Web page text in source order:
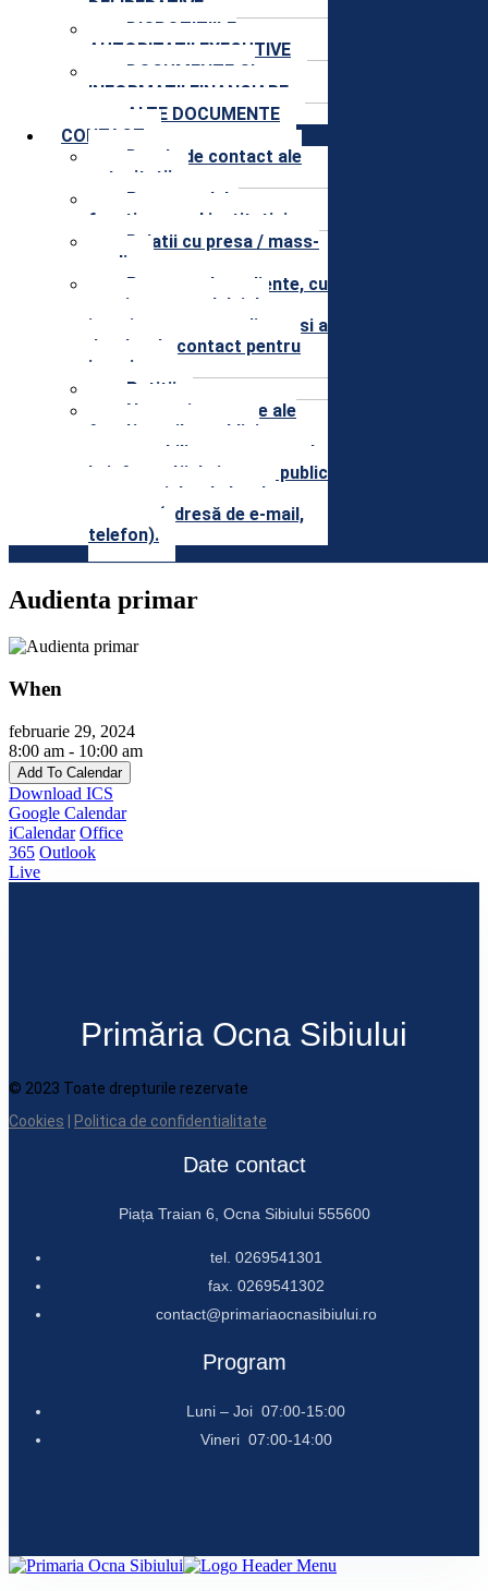
DELIBERATIVE
DISPOZITIILE
AUTORITATII EXECUTIVE
DOCUMENTE SI
INFORMATII FINANCIARE
ALTE DOCUMENTE
CONTACT
Datele de contact ale
autoritatii
Programul de
functionare al institutiei
Relatii cu presa / mass-
media
Program de audiente, cu
precizarea modului de
inscriere pentru audiente si a
datelor de contact pentru
inscriere
Petitii
Nume şi prenume ale
funcţionarilor publici
responsabili pentru accesul
la informaţii de interes public
precum şi datele lor de
contact (adresă de e-mail,
telefon).
Audienta primar
When
februarie 29, 2024
8:00 am - 10:00 am
Add To Calendar
Download ICS
Google Calendar
iCalendar Office
365 Outlook
Live
Primăria Ocna Sibiului
© 2023 Toate drepturile rezervate
Cookies
Politica de confidentialitate
Date contact
Piața Traian 6, Ocna Sibiului 555600
tel. 0269541301
fax. 0269541302
contact@primariaocnasibiului.ro
Program
Luni – Joi 07:00-15:00
Vineri 07:00-14:00